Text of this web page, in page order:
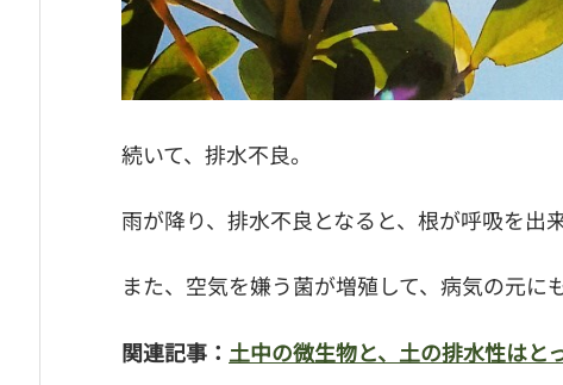
続いて、排水不良。
雨が降り、排水不良となると、根が呼吸を出
また、空気を嫌う菌が増殖して、病気の元にも
関連記事： 土中の微生物と、土の排水性はと